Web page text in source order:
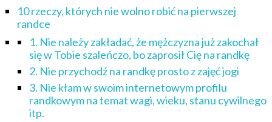
10 rzeczy, których nie wolno robić na pierwszej
randce
1. Nie należy zakładać, że mężczyzna już zakochał
się w Tobie szaleńczo, bo zaprosił Cię na randkę
2. Nie przychodź na randkę prosto z zajęć jogi
3. Nie kłam w swoim internetowym profilu
randkowym na temat wagi, wieku, stanu cywilnego
itp.